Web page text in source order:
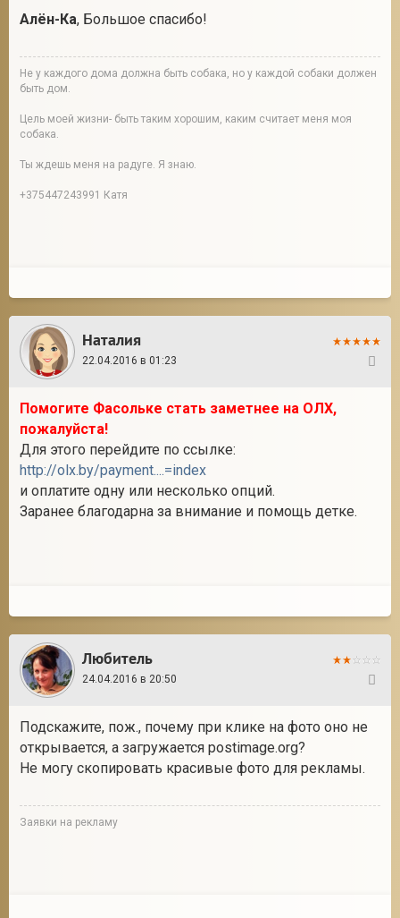
Алён-Ка, Большое спасибо!
Не у каждого дома должна быть собака, но у каждой собаки должен
быть дом.
Цель моей жизни- быть таким хорошим, каким считает меня моя
собака.
Ты ждешь меня на радуге. Я знаю.
+375447243991 Катя
Наталия
22.04.2016 в 01:23
Помогите Фасольке стать заметнее на ОЛХ,
пожалуйста!
Для этого перейдите по ссылке:
http://olx.by/payment....=index
и оплатите одну или несколько опций.
Заранее благодарна за внимание и помощь детке.
Любитель
24.04.2016 в 20:50
Подскажите, пож., почему при клике на фото оно не
открывается, а загружается postimage.org?
Не могу скопировать красивые фото для рекламы.
Заявки на рекламу